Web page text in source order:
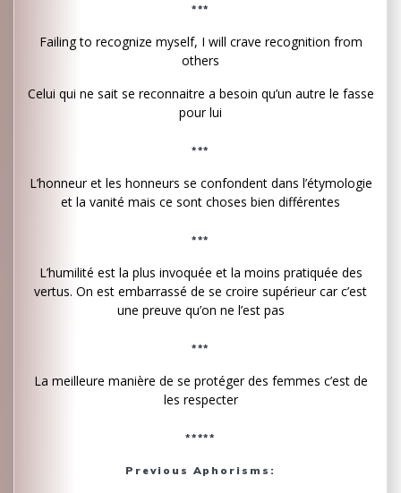
***
Failing to recognize myself, I will crave recognition from
others
Celui qui ne sait se reconnaitre a besoin qu’un autre le fasse
pour lui
***
L’honneur et les honneurs se confondent dans l’étymologie
et la vanité mais ce sont choses bien différentes
***
L’humilité est la plus invoquée et la moins pratiquée des
vertus. On est embarrassé de se croire supérieur car c’est
une preuve qu’on ne l’est pas
***
La meilleure manière de se protéger des femmes c’est de
les respecter
*****
Previous Aphorisms: